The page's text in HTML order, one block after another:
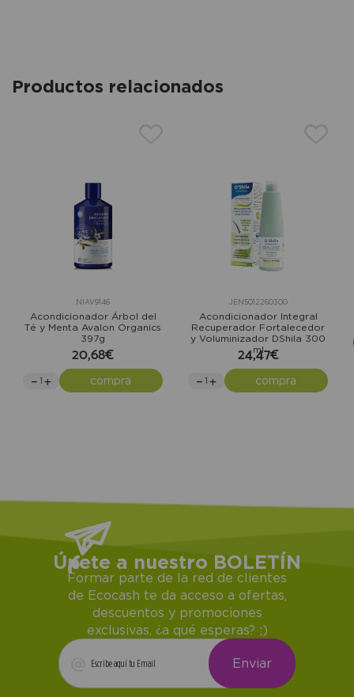
Productos relacionados
NIAV9146
Acondicionador Árbol del
Té y Menta Avalon Organics
397g
20,68€
compra
JEN5012260300
Acondicionador Integral
Recuperador Fortalecedor
y Voluminizador DShila 300
ml
24,47€
compra
Únete a nuestro BOLETÍN
Formar parte de la red de clientes
de Ecocash te da acceso a ofertas,
descuentos y promociones
exclusivas, ¿a qué esperas? ;)